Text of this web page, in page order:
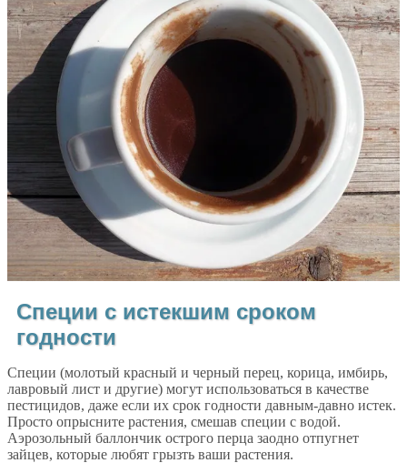
Специи с истекшим сроком
годности
Специи (молотый красный и черный перец, корица, имбирь,
лавровый лист и другие) могут использоваться в качестве
пестицидов, даже если их срок годности давным-давно истек.
Просто опрысните растения, смешав специи с водой.
Аэрозольный баллончик острого перца заодно отпугнет
зайцев, которые любят грызть ваши растения.